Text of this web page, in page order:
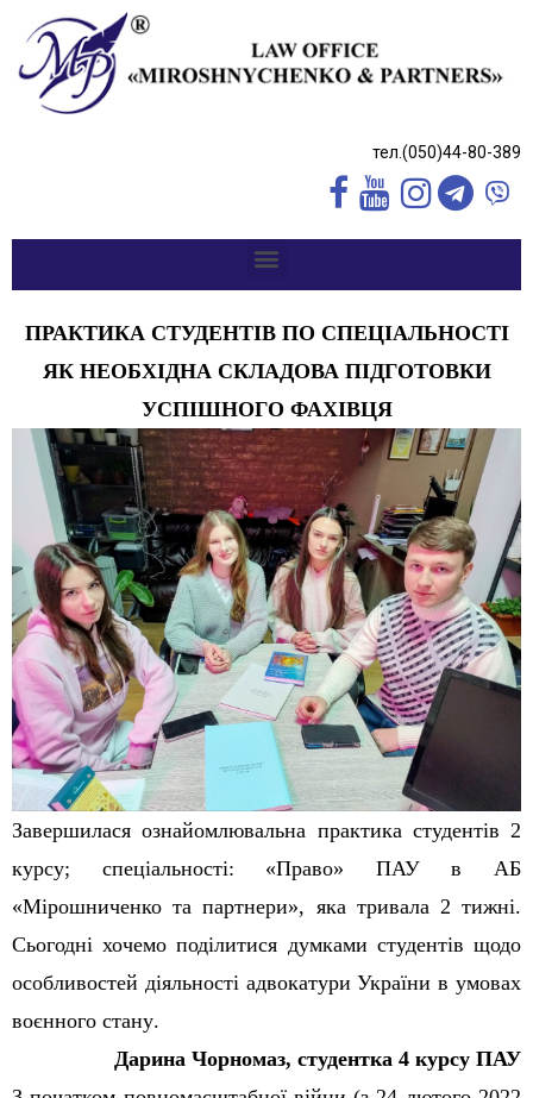
тел.(050)44-80-389
ПРАКТИКА СТУДЕНТІВ ПО СПЕЦІАЛЬНОСТІ
ЯК НЕОБХІДНА СКЛАДОВА ПІДГОТОВКИ
УСПІШНОГО ФАХІВЦЯ
Завершилася ознайомлювальна практика студентів 2
курсу; спеціальності: «Право» ПАУ в АБ
«Мірошниченко та партнери», яка тривала 2 тижні.
Сьогодні хочемо поділитися думками студентів щодо
особливостей діяльності адвокатури України в умовах
воєнного стану.
Дарина Чорномаз, студентка 4 курсу ПАУ